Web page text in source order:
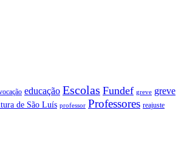
educação Escolas Fundef greve greve
de São Luís professor Professores reajuste